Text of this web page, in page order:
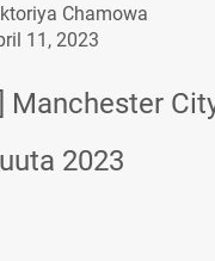
Chamowa
11, 2023
Manchester
2023